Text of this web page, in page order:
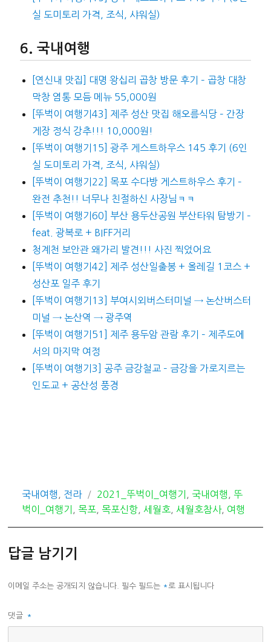
실 도미토리 가격, 조식, 샤워실)
국내여행
[연신내 맛집] 대명 왕십리 곱창 방문 후기 – 곱창 대창
막창 염통 모듬 메뉴 55,000원
[뚜벅이 여행기43] 제주 성산 맛집 해오름식당 – 간장
게장 정식 강추!!! 10,000원!
[뚜벅이 여행기15] 광주 게스트하우스 145 후기 (6인
실 도미토리 가격, 조식, 샤워실)
[뚜벅이 여행기22] 목포 수다방 게스트하우스 후기 –
완전 추천!! 너무나 친절하신 사장님ㅋㅋ
[뚜벅이 여행기60] 부산 용두산공원 부산타워 탐방기 –
feat. 광복로 + BIFF거리
청계천 보안관 왜가리 발견!!! 사진 찍었어요
[뚜벅이 여행기42] 제주 성산일출봉 + 올레길 1코스 +
성산포 일주 후기
[뚜벅이 여행기13] 부여시외버스터미널 → 논산버스터
미널 → 논산역 → 광주역
[뚜벅이 여행기51] 제주 용두암 관람 후기 – 제주도에
서의 마지막 여정
[뚜벅이 여행기3] 공주 금강철교 – 금강을 가로지르는
인도교 + 공산성 풍경
카
테
국내여행 , 전라
태
그
2021_뚜벅이_여행기 , 국내여행 , 뚜
벅이_여행기 , 목포, 목포신항,세월호,세월호참사, 여행
답글 남기기
이메일 주소는 공개되지 않습니다. 필수 필드는 *로 표시됩니다
댓글 *